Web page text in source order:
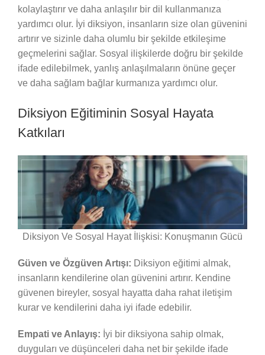
kolaylaştırır ve daha anlaşılır bir dil kullanmanıza
yardımcı olur. İyi diksiyon, insanların size olan güvenini
artırır ve sizinle daha olumlu bir şekilde etkileşime
geçmelerini sağlar. Sosyal ilişkilerde doğru bir şekilde
ifade edilebilmek, yanlış anlaşılmaların önüne geçer
ve daha sağlam bağlar kurmanıza yardımcı olur.
Diksiyon Eğitiminin Sosyal Hayata
Katkıları
Diksiyon Ve Sosyal Hayat İlişkisi: Konuşmanın Gücü
Güven ve Özgüven Artışı: Diksiyon eğitimi almak,
insanların kendilerine olan güvenini artırır. Kendine
güvenen bireyler, sosyal hayatta daha rahat iletişim
kurar ve kendilerini daha iyi ifade edebilir.
Empati ve Anlayış: İyi bir diksiyona sahip olmak,
duyguları ve düşünceleri daha net bir şekilde ifade